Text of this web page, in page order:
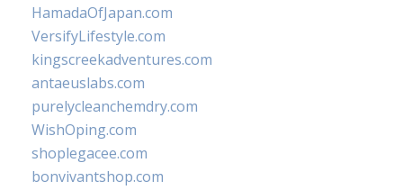
HamadaOfJapan.com
VersifyLifestyle.com
kingscreekadventures.com
antaeuslabs.com
purelycleanchemdry.com
WishOping.com
shoplegacee.com
bonvivantshop.com